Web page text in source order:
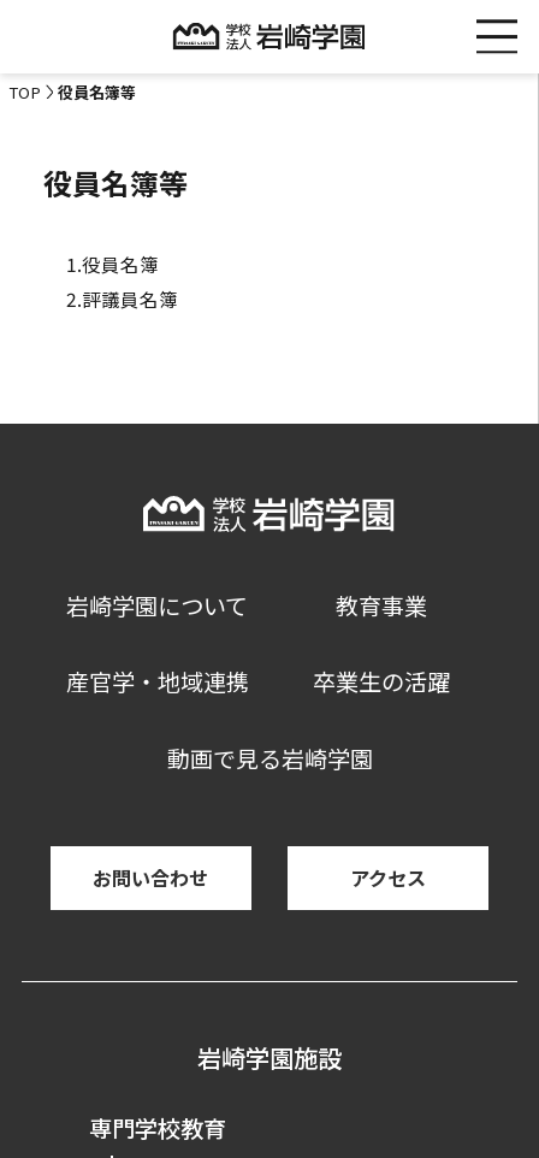
TOP 役員名簿等
役員名簿等
1.役員名簿
2.評議員名簿
岩崎学園について 教育事業
産官学・地域連携 卒業生の活躍
動画で見る岩崎学園
お問い合わせ アクセス
岩崎学園施設
専門学校教育